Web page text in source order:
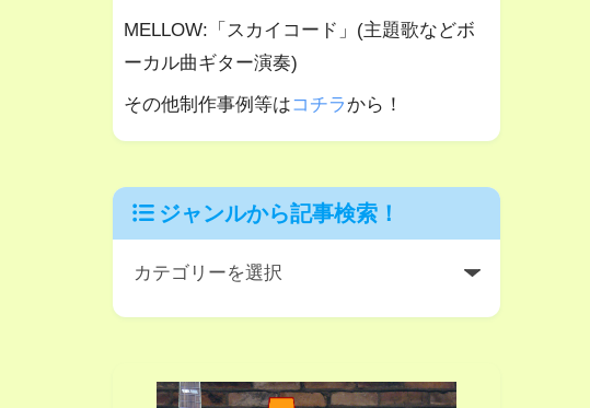
MELLOW:「スカイコード」(主題歌などボ
ーカル曲ギター演奏)
その他制作事例等はコチラ から！
ジャンルから記事検索！